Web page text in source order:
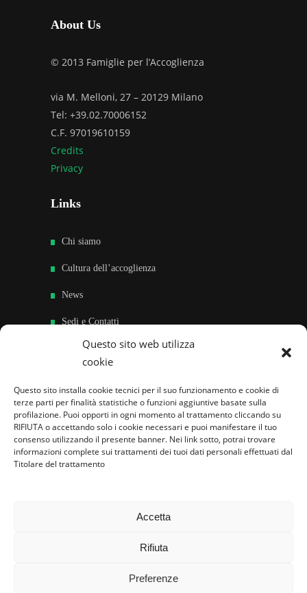
Questo sito web utilizza
cookie
Questo sito installa cookie tecnici per il suo funzionamento e cookie di
terze parti per finalità statistiche o funzioni aggiuntive basate sulla
profilazione. Puoi opporti in ogni momento al trattamento cliccando su
RIFIUTA o accettando solo i cookie necessari e puoi manifestare il tuo
consenso utilizzando il presente banner. Nei link sotto, potrai trovare
informazioni complete sui trattamenti dei tuoi dati personali effettuati dal
Titolare del trattamento
Accetta
Rifiuta
Preferenze
About Us
© 2013 Famiglie per l’Accoglienza
via M. Melloni, 27 – 20129 Milano
Tel: +39.02.70006152
C.F. 97019610159
Credits
Privacy
Links
Chi siamo
Cultura dell’accoglienza
News
Sedi e Contatti
Sostieni
Famiglie per l’accoglienza nel mondo